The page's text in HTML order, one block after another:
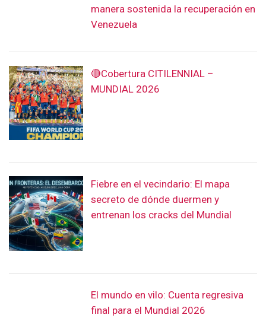
manera sostenida la recuperación en
Venezuela
🔴Cobertura CITILENNIAL –
MUNDIAL 2026
Fiebre en el vecindario: El mapa
secreto de dónde duermen y
entrenan los cracks del Mundial
El mundo en vilo: Cuenta regresiva
final para el Mundial 2026